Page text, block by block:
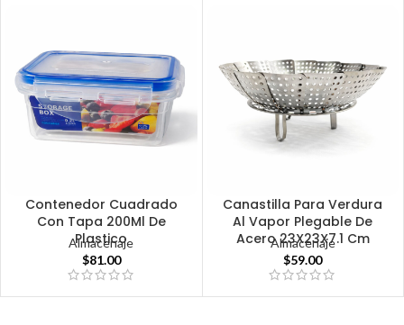
Contenedor Cuadrado
Con Tapa 200Ml De
Plastico
Almacenaje
$81.00
Canastilla Para Verdura
Al Vapor Plegable De
Acero 23X23X7.1 Cm
Almacenaje
$59.00